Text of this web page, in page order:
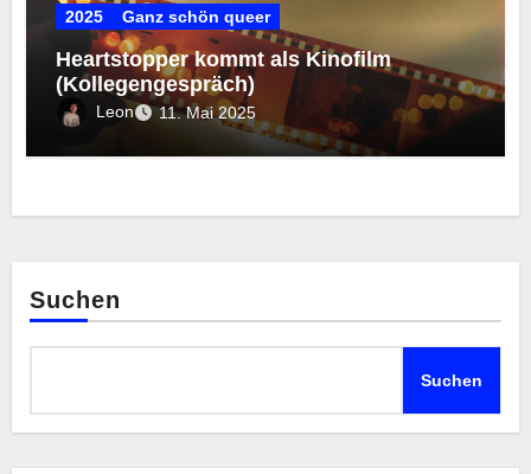
2025 Ganz schön queer
Heartstopper kommt als Kinofilm
(Kollegengespräch)
Leon 11. Mai 2025
Suchen
Suchen